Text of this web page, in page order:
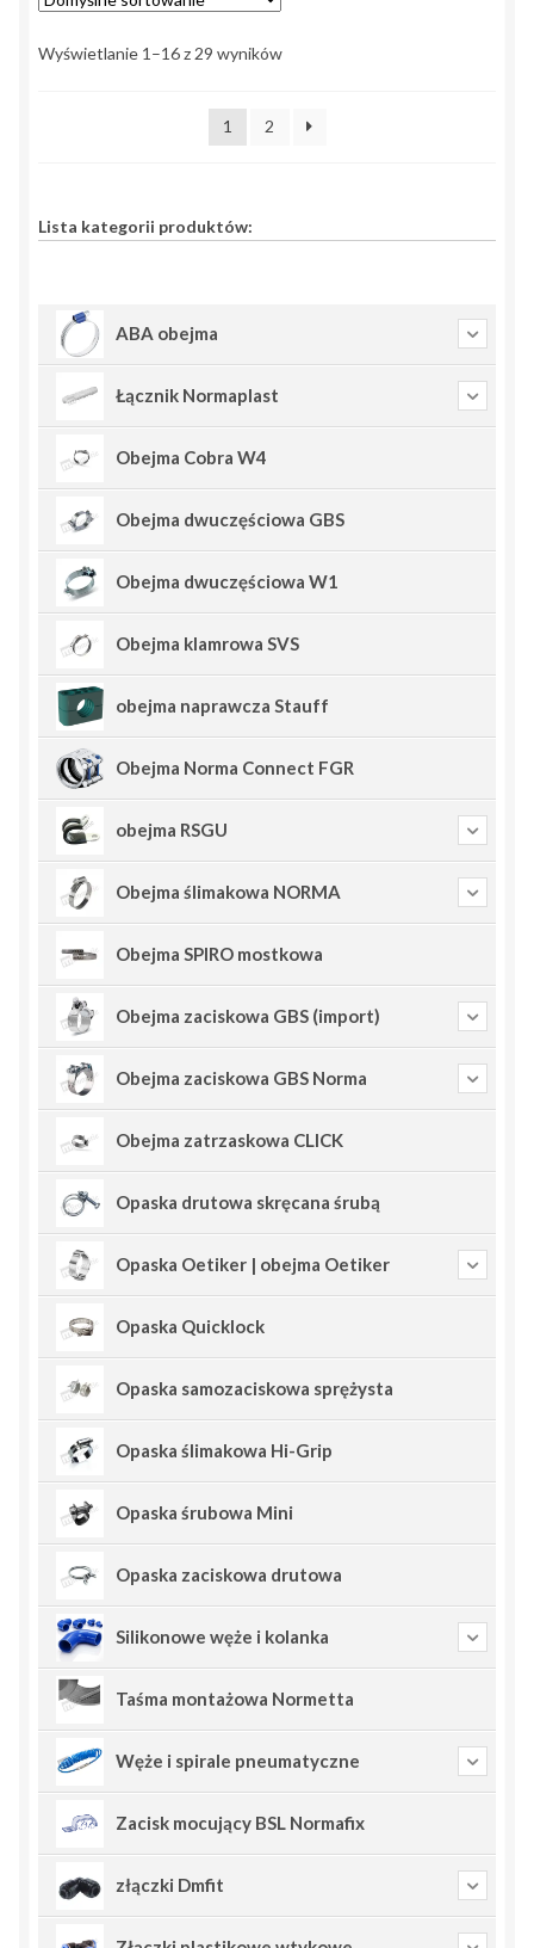
Wyświetlanie 1–16 z 29 wyników
1 2
Lista kategorii produktów:
ABA obejma
Łącznik Normaplast
Obejma Cobra W4
Obejma dwuczęściowa GBS
Obejma dwuczęściowa W1
Obejma klamrowa SVS
obejma naprawcza Stauff
Obejma Norma Connect FGR
obejma RSGU
Obejma ślimakowa NORMA
Obejma SPIRO mostkowa
Obejma zaciskowa GBS (import)
Obejma zaciskowa GBS Norma
Obejma zatrzaskowa CLICK
Opaska drutowa skręcana śrubą
Opaska Oetiker | obejma Oetiker
Opaska Quicklock
Opaska samozaciskowa sprężysta
Opaska ślimakowa Hi-Grip
Opaska śrubowa Mini
Opaska zaciskowa drutowa
Silikonowe węże i kolanka
Taśma montażowa Normetta
Węże i spirale pneumatyczne
Zacisk mocujący BSL Normafix
złączki Dmfit